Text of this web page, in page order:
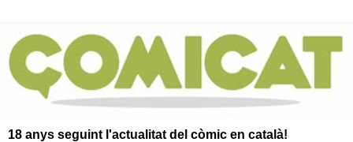
18 anys seguint l'actualitat del còmic en català!